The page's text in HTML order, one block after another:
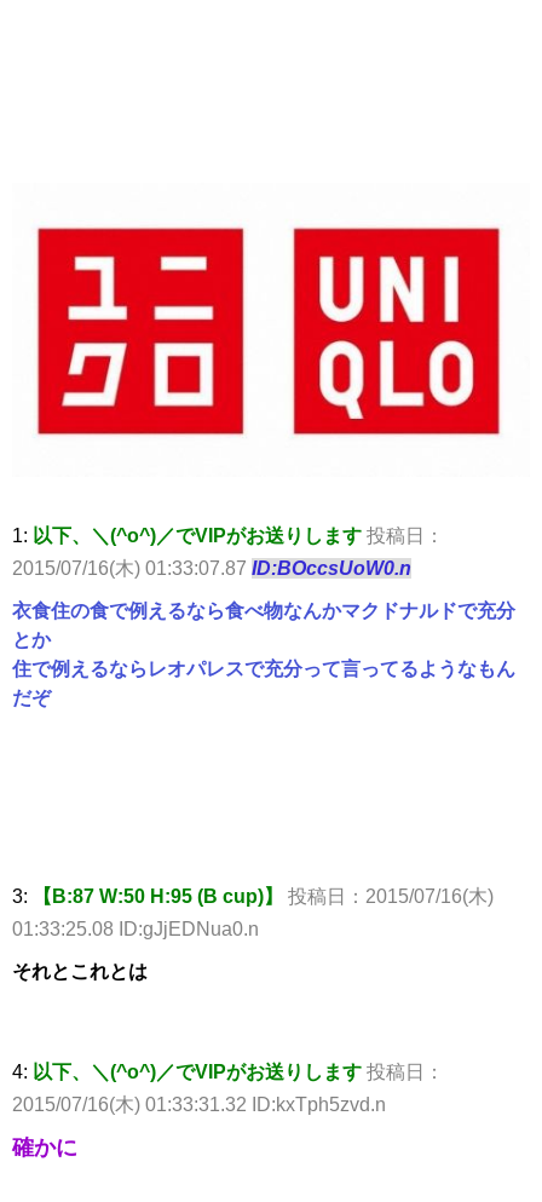
1: 以下、＼(^o^)／でVIPがお送りします 投稿日：
2015/07/16(木) 01:33:07.87 ID:BOccsUoW0.n
衣食住の食で例えるなら食べ物なんかマクドナルドで充分
とか
住で例えるならレオパレスで充分って言ってるようなもん
だぞ
3: 【B:87 W:50 H:95 (B cup)】
投稿日：2015/07/16(木)
01:33:25.08 ID:gJjEDNua0.n
それとこれとは
4: 以下、＼(^o^)／でVIPがお送りします 投稿日：
2015/07/16(木) 01:33:31.32 ID:kxTph5zvd.n
確かに